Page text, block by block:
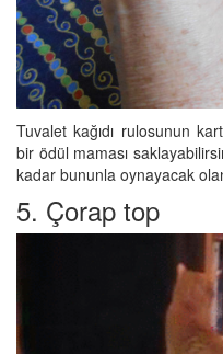
Tuvalet kağıdı rulosunun
bir ödül maması
kadar bununla oynayacak
5. Çorap top